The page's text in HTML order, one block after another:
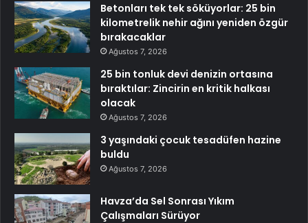
Betonları tek tek söküyorlar: 25 bin
kilometrelik nehir ağını yeniden özgür
bırakacaklar
Ağustos 7, 2026
25 bin tonluk devi denizin ortasına
bıraktılar: Zincirin en kritik halkası
olacak
Ağustos 7, 2026
3 yaşındaki çocuk tesadüfen hazine
buldu
Ağustos 7, 2026
Havza’da Sel Sonrası Yıkım
Çalışmaları Sürüyor